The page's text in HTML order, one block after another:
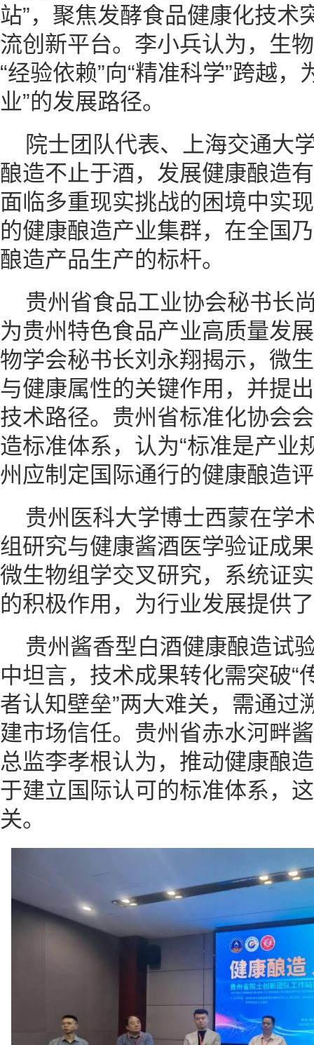
站”，聚焦发酵食品健康化技术
流创新平台。李小兵认为，生
“经验依赖”向“精准科学”跨越
业”的发展路径。
院士团队代表、上海交通大
酿造不止于酒，发展健康酿造
面临多重现实挑战的困境中实
的健康酿造产业集群，在全国
酿造产品生产的标杆。
贵州省食品工业协会秘书长
为贵州特色食品产业高质量发
物学会秘书长刘永翔揭示，微
与健康属性的关键作用，并提
技术路径。贵州省标准化协会
造标准体系，认为“标准是产业
州应制定国际通行的健康酿造
贵州医科大学博士西蒙在学
组研究与健康酱酒医学验证成
微生物组学交叉研究，系统证
的积极作用，为行业发展提供
贵州酱香型白酒健康酿造试
中坦言，技术成果转化需突破“
者认知壁垒”两大难关，需通过
建市场信任。贵州省赤水河畔
总监李孝根认为，推动健康酿
于建立国际认可的标准体系，
关。